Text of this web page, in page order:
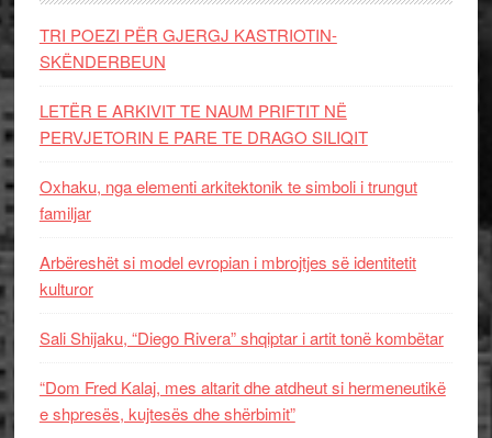
TRI POEZI PËR GJERGJ KASTRIOTIN-
SKËNDERBEUN
LETËR E ARKIVIT TE NAUM PRIFTIT NË
PERVJETORIN E PARE TE DRAGO SILIQIT
Oxhaku, nga elementi arkitektonik te simboli i trungut
familjar
Arbëreshët si model evropian i mbrojtjes së identitetit
kulturor
Sali Shijaku, “Diego Rivera” shqiptar i artit tonë kombëtar
“Dom Fred Kalaj, mes altarit dhe atdheut si hermeneutikë
e shpresës, kujtesës dhe shërbimit”